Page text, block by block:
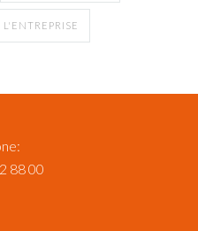
L'ENTREPRISE
88 00